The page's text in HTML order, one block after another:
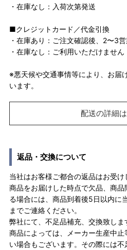
・在庫なし：入荷次第発送
■クレジットカード／代金引換
・在庫あり：ご注文確認後、2〜3
・在庫なし：ご利用いただけません
※悪天候や交通事情等により、お届
います。
配送の詳細
返品・交換について
当社はお客様ご都合の返品はお受け
商品をお届けした時点で欠品、商
る場合には、商品到着後5日以内に
までご連絡ください。
弊社にて、不足品補充、交換致しま
商品によっては、メーカー生産中
い場合もございます。その際には不